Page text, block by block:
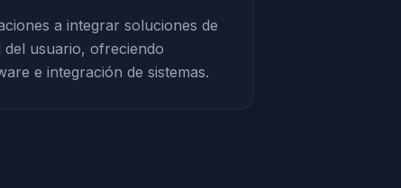
a integrar soluciones de
usuario, ofreciendo
e integración de sistemas.